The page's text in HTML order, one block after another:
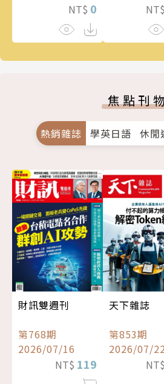
NT$ 0 NT$
焦點刊
熱銷雜誌 學英日語 休閒
財訊雙週刊
第768期
2026/07/16
NT$ 119
天下雜誌
第853期
2026/07/
NT$